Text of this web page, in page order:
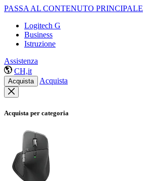
PASSA AL CONTENUTO PRINCIPALE
Logitech G
Business
Istruzione
Assistenza
CH,it
Acquista Acquista
Acquista per categoria